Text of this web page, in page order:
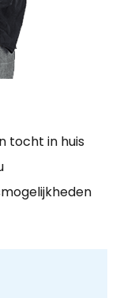
tocht in huis